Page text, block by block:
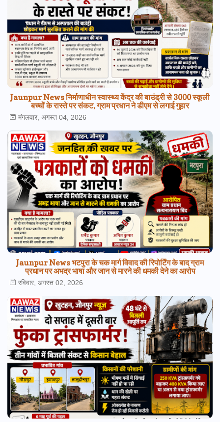
Jaunpur News निर्माणाधीन स्वास्थ्य केंद्र की बाउंड्री से 3000 स्कूली
बच्चों के रास्ते पर संकट, ग्राम प्रधान ने डीएम से लगाई गुहार
मंगलवार, अगस्त 04, 2026
Jaunpur News भटपुरा के चक मार्ग विवाद की रिपोर्टिंग के बाद ग्राम
प्रधान पर अभद्र भाषा और जान से मारने की धमकी देने का आरोप
रविवार, अगस्त 02, 2026